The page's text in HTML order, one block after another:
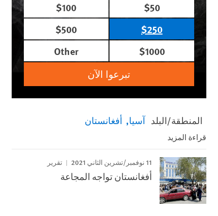
$50
$100
$250
$500
$1000
Other
تبرعوا الآن
المنطقة/البلد آسيا أفغانستان
قراءة المزيد
11 نوفمبر/تشرين الثاني 2021 تقرير
أفغانستان تواجه المجاعة